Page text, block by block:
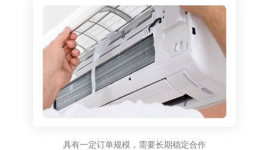
具有一定订单规模，需要长期稳定合作